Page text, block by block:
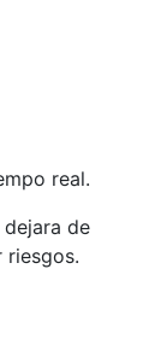
real.
dejara de
riesgos.